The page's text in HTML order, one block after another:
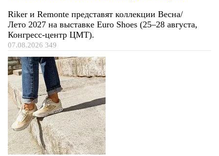
Riker и Remonte представят коллекции Весна/
Лето 2027 на выставке Euro Shoes (25–28 августа,
Конгресс‑центр ЦМТ).
07.08.2026 349